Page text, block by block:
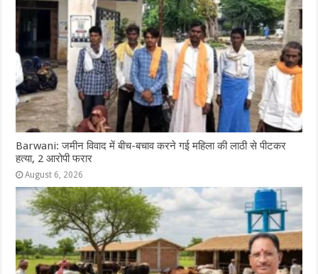
Barwani: जमीन विवाद में बीच-बचाव करने गई महिला की लाठी से पीटकर
हत्या, 2 आरोपी फरार
August 6, 2026